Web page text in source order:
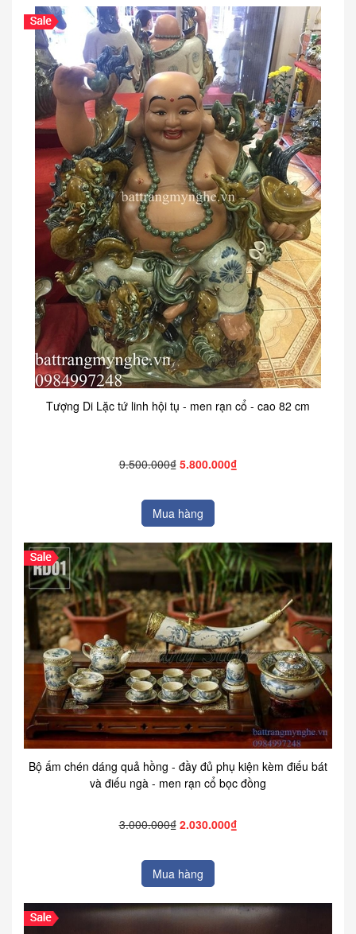
Tượng Di Lặc tứ linh hội tụ - men rạn cổ - cao 82 cm
9.500.000₫ 5.800.000₫
Mua hàng
Bộ ấm chén dáng quả hồng - đầy đủ phụ kiện kèm điếu bát
và điếu ngà - men rạn cổ bọc đồng
3.000.000₫ 2.030.000₫
Mua hàng